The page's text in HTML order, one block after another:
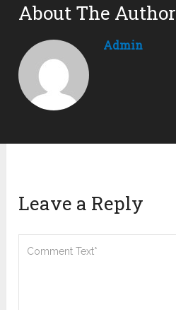
About The Author
Admin
Leave a Reply